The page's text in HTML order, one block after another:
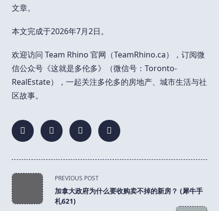
文章。
本文完成于2026年7月2日。
欢迎访问 Team Rhino 官网（TeamRhino.ca），订阅微
信公众号《这就是多伦多》（微信号：Toronto-
RealEstate），一起关注多伦多的房地产、城市生活与社
区故事。
<span
class="nav-
subtitle
PREVIOUS POST
加拿大政府为什么要收购卖不掉的新房？ (犀牛手
札621)